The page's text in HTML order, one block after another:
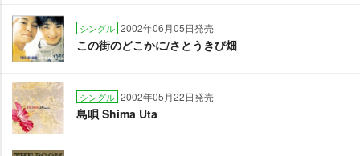
シングル 2002年06月05日発売
この街のどこかに/さとうきび畑
シングル 2002年05月22日発売
島唄 Shima Uta